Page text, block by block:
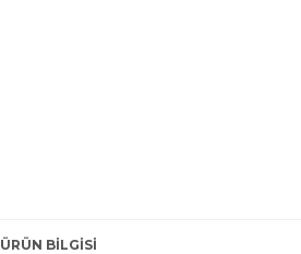
ÜRÜN BİLGİSİ